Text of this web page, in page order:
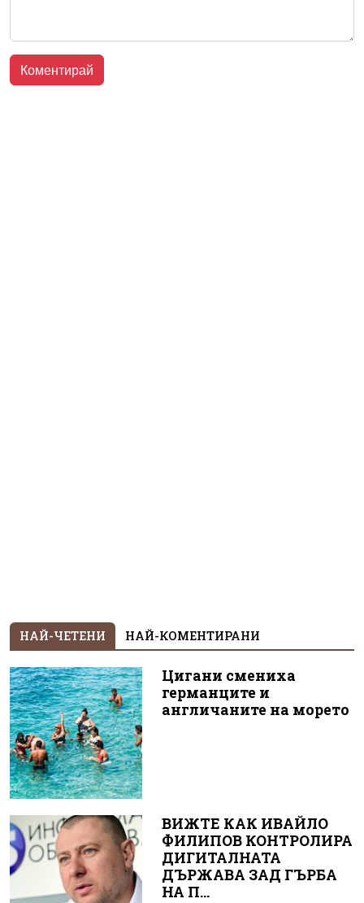
НАЙ-ЧЕТЕНИ НАЙ-КОМЕНТИРАНИ
Цигани смениха
германците и
англичаните на морето
ВИЖТЕ КАК ИВАЙЛО
ФИЛИПОВ КОНТРОЛИРА
ДИГИТАЛНАТА
ДЪРЖАВА ЗАД ГЪРБА
НА П...